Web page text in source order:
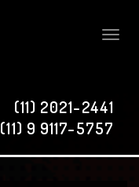
Toggle
(11) 2021-2441
(11) 9 9117-5757